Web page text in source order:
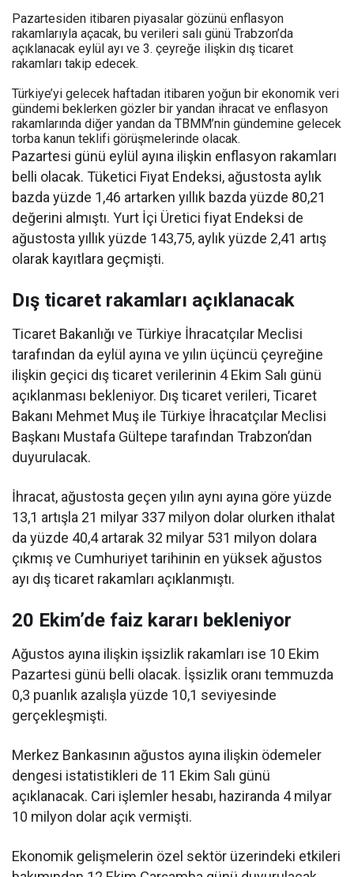
Pazartesiden itibaren piyasalar gözünü enflasyon
rakamlarıyla açacak, bu verileri salı günü Trabzon’da
açıklanacak eylül ayı ve 3. çeyreğe ilişkin dış ticaret
rakamları takip edecek.
Türkiye’yi gelecek haftadan itibaren yoğun bir ekonomik veri
gündemi beklerken gözler bir yandan ihracat ve enflasyon
rakamlarında diğer yandan da TBMM’nin gündemine gelecek
torba kanun teklifi görüşmelerinde olacak.
Pazartesi günü eylül ayına ilişkin enflasyon rakamları
belli olacak. Tüketici Fiyat Endeksi, ağustosta aylık
bazda yüzde 1,46 artarken yıllık bazda yüzde 80,21
değerini almıştı. Yurt İçi Üretici fiyat Endeksi de
ağustosta yıllık yüzde 143,75, aylık yüzde 2,41 artış
olarak kayıtlara geçmişti.
Dış ticaret rakamları açıklanacak
Ticaret Bakanlığı ve Türkiye İhracatçılar Meclisi
tarafından da eylül ayına ve yılın üçüncü çeyreğine
ilişkin geçici dış ticaret verilerinin 4 Ekim Salı günü
açıklanması bekleniyor. Dış ticaret verileri, Ticaret
Bakanı Mehmet Muş ile Türkiye İhracatçılar Meclisi
Başkanı Mustafa Gültepe tarafından Trabzon’dan
duyurulacak.
İhracat, ağustosta geçen yılın aynı ayına göre yüzde
13,1 artışla 21 milyar 337 milyon dolar olurken ithalat
da yüzde 40,4 artarak 32 milyar 531 milyon dolara
çıkmış ve Cumhuriyet tarihinin en yüksek ağustos
ayı dış ticaret rakamları açıklanmıştı.
20 Ekim’de faiz kararı bekleniyor
Ağustos ayına ilişkin işsizlik rakamları ise 10 Ekim
Pazartesi günü belli olacak. İşsizlik oranı temmuzda
0,3 puanlık azalışla yüzde 10,1 seviyesinde
gerçekleşmişti.
Merkez Bankasının ağustos ayına ilişkin ödemeler
dengesi istatistikleri de 11 Ekim Salı günü
açıklanacak. Cari işlemler hesabı, haziranda 4 milyar
10 milyon dolar açık vermişti.
Ekonomik gelişmelerin özel sektör üzerindeki etkileri